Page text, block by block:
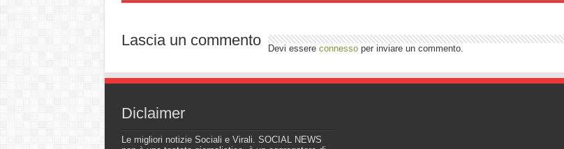
Lascia un commento Devi essere connessoper inviare un commento.
Diclaimer
Le migliori notizie Sociali e Virali. SOCIAL NEWS